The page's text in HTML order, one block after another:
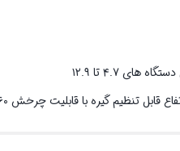
هاي ۴.۷ تا ۱۲.۹
قابل تنظيم گيره با قابليت چرخش ۳۶۰